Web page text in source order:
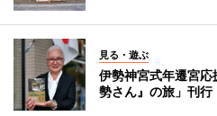
見る・遊ぶ
伊勢神宮式年遷宮
勢さん』の旅」刊行